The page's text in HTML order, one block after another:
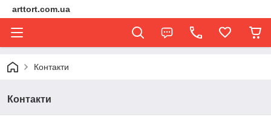
arttort.com.ua
Контакти
Контакти